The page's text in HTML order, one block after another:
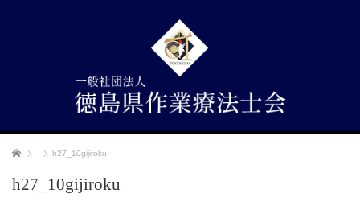
ホーム h27_10gijiroku
h27_10gijiroku